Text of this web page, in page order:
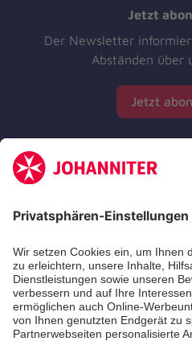
Jetzt
Der Newsletter
Abständen über
Jetzt
Zertifizierung der
Die Johanniter GmbH
des Deutschen